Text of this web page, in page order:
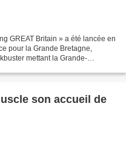
GREAT Britain » a été lancée en
pour la Grande Bretagne,
mettant la Grande-
son accueil de